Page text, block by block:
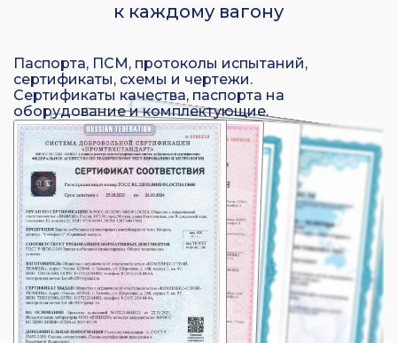
к каждому вагону
Паспорта, ПСМ, протоколы испытаний,
сертификаты, схемы и чертежи.
Сертификаты качества, паспорта на
оборудование и комплектующие.